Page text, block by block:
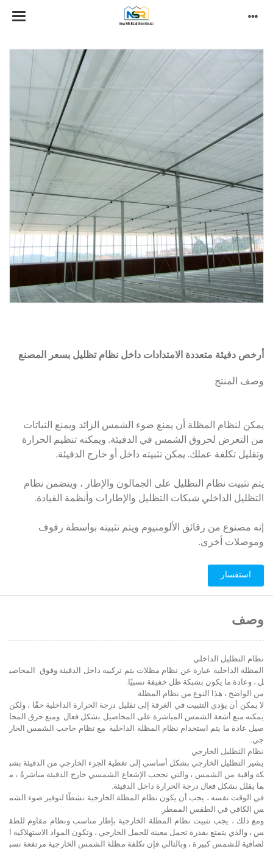
أرخص دفيئة متعددة الامتدادات داخل نظام تظليل بسعر المصنع
وصف المنتج
يمكن لنظام المظلة أن يمنع ضوء الشمس الزائد ويمنع النباتات
من التعرض لحروق الشمس في الدفيئة. ويمكنه تنظيم الحرارة
وتقليل تكلفة عملك. يمكن تثبيته داخل أو خارج الدفيئة.
يتم تثبيت نظام التظليل على الجمالون والإطار ، ويتضمن نظام
التظليل الداخلي شبكات التظليل والإطارات وأنظمة القيادة.
إنه مصنوع من رقائق الألومنيوم ويتم تثبيته بواسطة رفوف
وموصلات أخرى.
استفسار
وصف
نظام التظليل الداخلي
المظلة الداخلية عبارة عن نظام مظلات يتم تركيبه داخل الدفيئة وفوق المحاصي
ل ، وعادة ما يكون بشبكة ظل خفيفة نسبيًا.
من الواضح ، هذا النوع من نظام المظلة
لا يمكن أن يؤدي التثبيت في الغرفة إلى تقليل درجة الحرارة الداخلية حقًا ، ولكن
يمكنه منع أشعة الشمس المباشرة على المحاصيل بشكل فعال ومنع حرق المحا
صيل عادة ما يتم استخدام نظام المظلة الداخلية مع نظام حاجب الشمس الخار
جي.
نظام التظليل الخارجي
يشير التظليل الخارجي بشكل أساسي إلى تغطية الجزء الخارجي من الدفيئة بشب
كة واقية من الشمس ، والتي تحجب الإشعاع الشمسي خارج الدفيئة مباشرةً ، م
ما يقلل بشكل فعال درجة الحرارة داخل الدفيئة.
في الوقت نفسه ، يجب أن يكون نظام المظلة الخارجية نشطًا لتوفير ضوء الشم
س الكافي في الطقس الممطر.
ومع ذلك ، يجب تثبيت نظام المظلة الخارجية بإطار مناسب ونظام مقاوم للطق
س ، والذي يتمتع بقدرة تحمل معينة للحمل الخارجي ، وتكون المواد الاستهلاكية ا
لصافية للشمس كبيرة ، وبالتالي فإن تكلفة مظلة الشمس الخارجية مرتفعة نسب